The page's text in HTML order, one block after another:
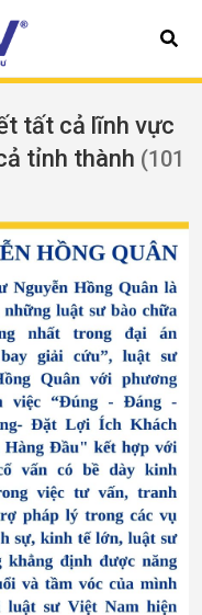
tất cả lĩnh vực
tỉnh thành (101